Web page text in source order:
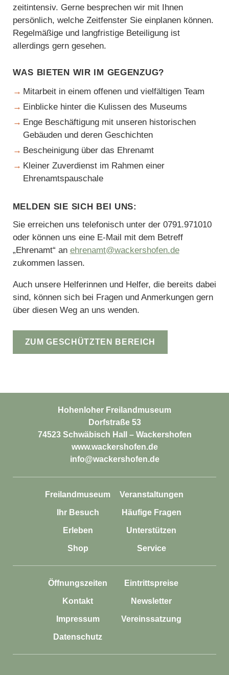
zeitintensiv. Gerne besprechen wir mit Ihnen
persönlich, welche Zeitfenster Sie einplanen können.
Regelmäßige und langfristige Beteiligung ist
allerdings gern gesehen.
Was bieten wir im Gegenzug?
Mitarbeit in einem offenen und vielfältigen Team
Einblicke hinter die Kulissen des Museums
Enge Beschäftigung mit unseren historischen
Gebäuden und deren Geschichten
Bescheinigung über das Ehrenamt
Kleiner Zuverdienst im Rahmen einer
Ehrenamtspauschale
Melden Sie sich bei uns:
Sie erreichen uns telefonisch unter der 0791.971010
oder können uns eine E‑Mail mit dem Betreff
„Ehrenamt“ an ehrenamt@wackershofen.de
zukommen lassen.
Auch unsere Helferinnen und Helfer, die bereits dabei
sind, können sich bei Fragen und Anmerkungen gern
über diesen Weg an uns wenden.
Zum geschützten Bereich
Hohenloher Freilandmuseum
Dorfstraße 53
74523 Schwäbisch Hall – Wackershofen
www.wackershofen.de
info@wackershofen.de
Freilandmuseum Veranstaltungen
Ihr Besuch Häufige Fragen
Erleben Unterstützen
Shop Service
Öffnungszeiten Eintrittspreise
Kontakt Newsletter
Impressum Vereinssatzung
Datenschutz